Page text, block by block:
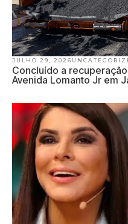
JULHO 29, 2026
Concluído a
Avenida Lomanto Jr em